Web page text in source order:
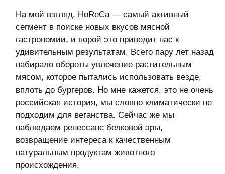
Стабильность вкуса и качества — это первое в
списке требований рестораторов к поставщикам
мясных продуктов. Кроме того, смотрят на
репутацию производителя, его способность
показать высокую культуру и полную
прозрачность в производстве продукта — от
генетики стада, собственной кормовой базы до
этапа переработки и стабильных поставок. Но,
безусловно, любой ресторатор, для которого
бизнес стоит во главе угла, смотрит на цены. Я
вижу огромный спрос в сегменте HoReCa на
качественный мясной продукт по разумной цене.
В качестве своего продукта я уверена, при этом
«Лазаревское» — это большое промышленное
производство. За счет эффекта масштаба мы
свои продукты на том уровне, который устроит и